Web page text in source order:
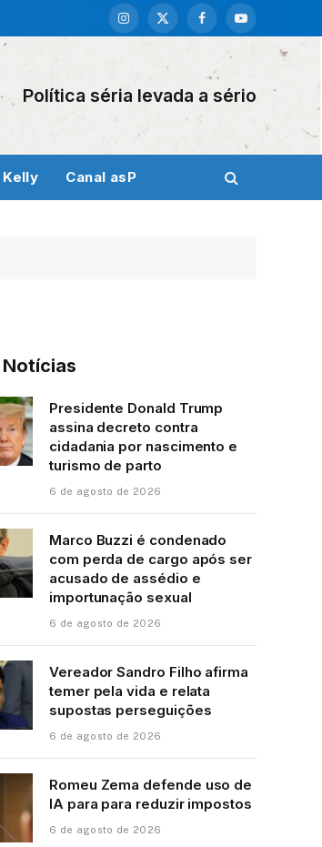
Instagram
X
FacebookYouTube
Política séria levada a sério
Kelly Canal asP
Presidente Donald Trump
assina decreto contra
cidadania por nascimento e
turismo de parto
6 de agosto de 2026
Marco Buzzi é condenado
com perda de cargo após ser
acusado de assédio e
importunação sexual
6 de agosto de 2026
Vereador Sandro Filho afirma
temer pela vida e relata
supostas perseguições
6 de agosto de 2026
Romeu Zema defende uso de
IA para para reduzir impostos
6 de agosto de 2026